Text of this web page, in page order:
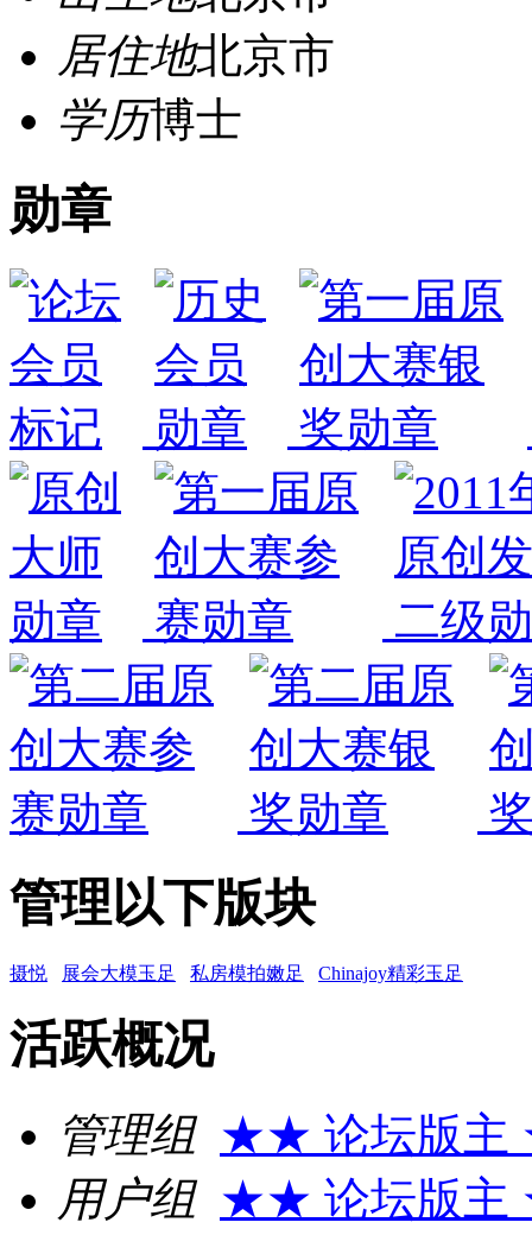
居住地北京市
学历博士
勋章
管理以下版块
摄悦 展会大模玉足 私房模拍嫩足 Chinajoy精彩玉足
活跃概况
管理组 ★★ 论坛版
用户组 ★★ 论坛版